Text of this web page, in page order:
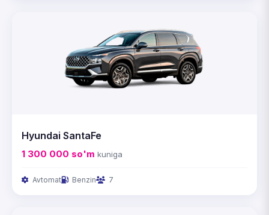
Hyundai SantaFe
1 300 000 so'm kuniga
Avtomat Benzin 7